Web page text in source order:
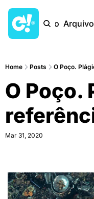
Início Arquivo
Home Posts O Poço.
O Poço.
Mar 31, 2020